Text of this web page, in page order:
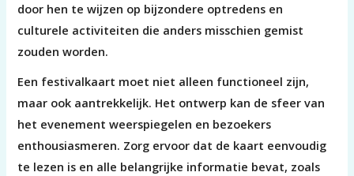
door hen te wijzen op bijzondere optredens en
culturele activiteiten die anders misschien gemist
zouden worden.
Een festivalkaart moet niet alleen functioneel zijn,
maar ook aantrekkelijk. Het ontwerp kan de sfeer van
het evenement weerspiegelen en bezoekers
enthousiasmeren. Zorg ervoor dat de kaart eenvoudig
te lezen is en alle belangrijke informatie bevat, zoals